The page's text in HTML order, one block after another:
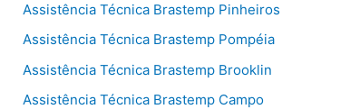
Assistência Técnica Brastemp Pinheiros
Assistência Técnica Brastemp Pompéia
Assistência Técnica Brastemp Brooklin
Assistência Técnica Brastemp Campo